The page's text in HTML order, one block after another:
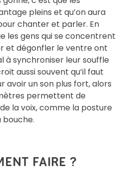
pleins et qu’on aura
chanter et parler. En
les gens qui se concentrent
et dégonfler le ventre ont
à synchroniser leur souffle
aussi souvent qu’il faut
avoir un son plus fort, alors
permettent de
la voix, comme la posture
bouche.
FAIRE ?